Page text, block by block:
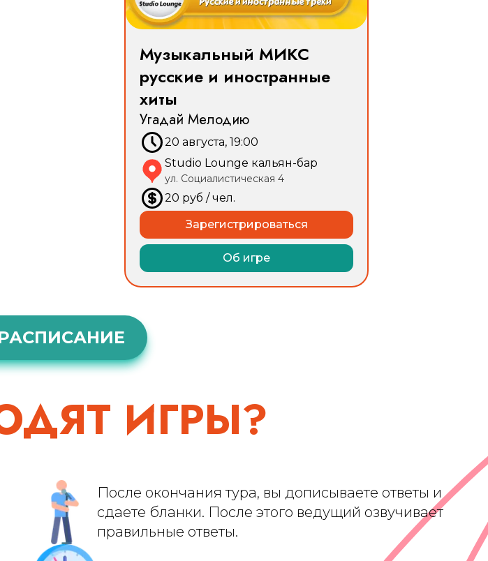
Музыкальный МИКС
русские и иностранные
хиты
Угадай Мелодию
20 августа, 19:00
Studio Lounge кальян-бар
ул. Социалистическая 4
20 руб / чел.
Зарегистрироваться
Об игре
ИГРЫ?
После окончания тура, вы дописываете ответы и
сдаете бланки. После этого ведущий озвучивает
правильные ответы.